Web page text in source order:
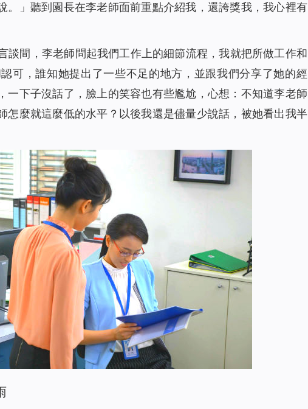
。」聽到園長在李老師面前重點介紹我，還誇獎我，我心裡有
談間，李老師問起我們工作上的細節流程，我就把所做工作和
可，誰知她提出了一些不足的地方，並跟我們分享了她的經
一下子沒話了，臉上的笑容也有些尷尬，心想：不知道李老師
怎麼就這麼低的水平？以後我還是儘量少說話，被她看出我半